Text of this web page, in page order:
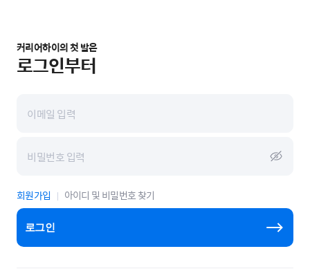
커리어하이의 첫 발은
로그인부터
회원가입 | 아이디 및 비밀번호 찾기
로그인